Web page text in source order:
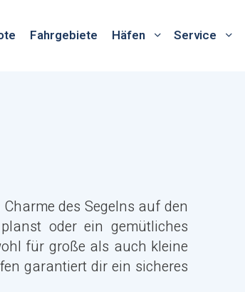
Fahrgebiete Häfen Service
des Segelns auf den
oder ein gemütliches
für große als auch kleine
garantiert dir ein sicheres